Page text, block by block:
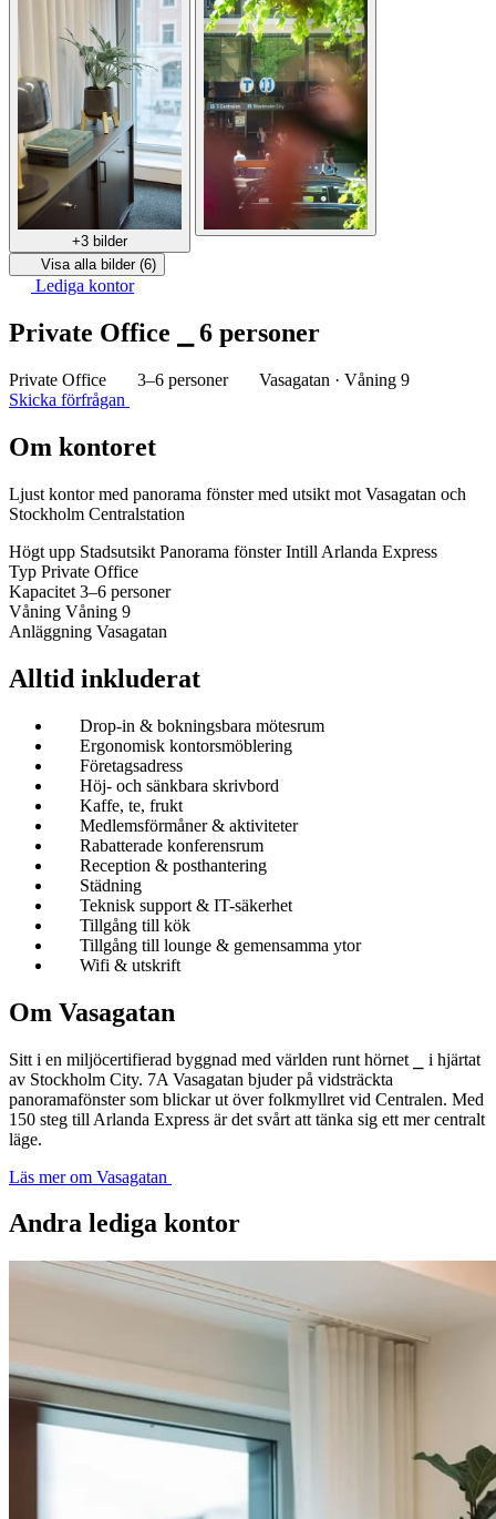
+3 bilder
Visa alla bilder (6)
Lediga kontor
Private Office ⎯ 6 personer
Private Office 3–6 personer
Vasagatan · Våning 9
Skicka förfrågan
Om kontoret
Ljust kontor med panorama fönster med utsikt mot Vasagatan och
Stockholm Centralstation
Högt upp Stadsutsikt Panorama fönsterIntill Arlanda Express
Typ Private Office
Kapacitet 3–6 personer
Våning Våning 9
Anläggning Vasagatan
Alltid inkluderat
Drop-in & bokningsbara mötesrum
Ergonomisk kontorsmöblering
Företagsadress
Höj- och sänkbara skrivbord
Kaffe, te, frukt
Medlemsförmåner & aktiviteter
Rabatterade konferensrum
Reception & posthantering
Städning
Teknisk support & IT-säkerhet
Tillgång till kök
Tillgång till lounge & gemensamma ytor
Wifi & utskrift
Om Vasagatan
Sitt i en miljöcertifierad byggnad med världen runt hörnet ⎯ i hjärtat
av Stockholm City. 7A Vasagatan bjuder på vidsträckta
panoramafönster som blickar ut över folkmyllret vid Centralen. Med
150 steg till Arlanda Express är det svårt att tänka sig ett mer centralt
läge.
Läs mer om Vasagatan
Andra lediga kontor